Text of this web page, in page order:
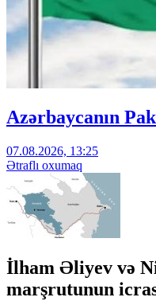
Azərbaycanın
07.08.2026, 13:25
Ətraflı oxumaq
İlham Əliyev və
marşrutunun